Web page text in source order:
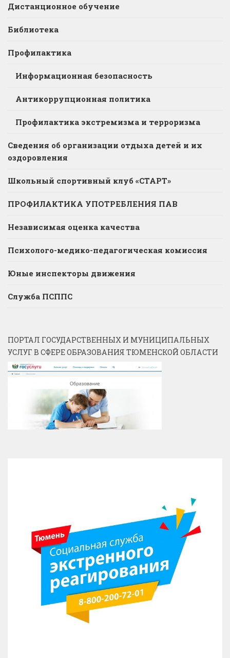
Дистанционное обучение
Библиотека
Профилактика
Информационная безопасность
Антикоррупционная политика
Профилактика экстремизма и терроризма
Сведения об организации отдыха детей и их
оздоровления
Школьный спортивный клуб «СТАРТ»
ПРОФИЛАКТИКА УПОТРЕБЛЕНИЯ ПАВ
Независимая оценка качества
Психолого-медико-педагогическая комиссия
Юные инспекторы движения
Служба ПСППС
ПОРТАЛ ГОСУДАРСТВЕННЫХ И МУНИЦИПАЛЬНЫХ
УСЛУГ В СФЕРЕ ОБРАЗОВАНИЯ ТЮМЕНСКОЙ ОБЛАСТИ